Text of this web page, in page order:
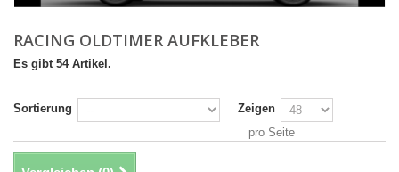
RACING OLDTIMER AUFKLEBER
Es gibt 54 Artikel.
Sortierung
Zeigen
pro Seite